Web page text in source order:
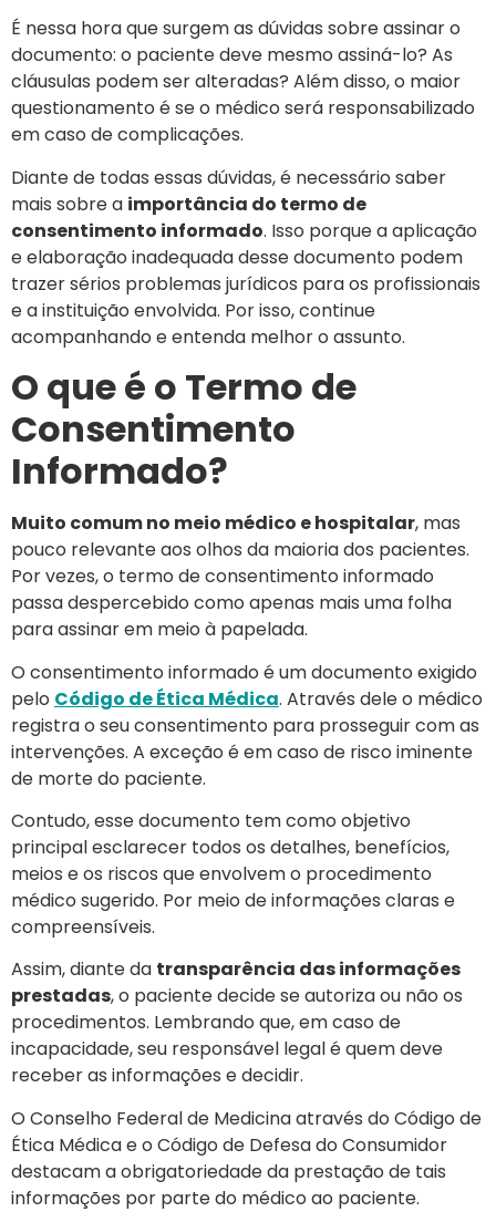
É nessa hora que surgem as dúvidas sobre assinar o
documento: o paciente deve mesmo assiná-lo? As
cláusulas podem ser alteradas? Além disso, o maior
questionamento é se o médico será responsabilizado
em caso de complicações.
Diante de todas essas dúvidas, é necessário saber
mais sobre a importância do termo de
consentimento informado. Isso porque a aplicação
e elaboração inadequada desse documento podem
trazer sérios problemas jurídicos para os profissionais
e a instituição envolvida. Por isso, continue
acompanhando e entenda melhor o assunto.
O que é o Termo de
Consentimento
Informado?
Muito comum no meio médico e hospitalar, mas
pouco relevante aos olhos da maioria dos pacientes.
Por vezes, o termo de consentimento informado
passa despercebido como apenas mais uma folha
para assinar em meio à papelada.
O consentimento informado é um documento exigido
pelo Código de Ética Médica. Através dele o médico
registra o seu consentimento para prosseguir com as
intervenções. A exceção é em caso de risco iminente
de morte do paciente.
Contudo, esse documento tem como objetivo
principal esclarecer todos os detalhes, benefícios,
meios e os riscos que envolvem o procedimento
médico sugerido. Por meio de informações claras e
compreensíveis.
Assim, diante da transparência das informações
prestadas, o paciente decide se autoriza ou não os
procedimentos. Lembrando que, em caso de
incapacidade, seu responsável legal é quem deve
receber as informações e decidir.
O Conselho Federal de Medicina através do Código de
Ética Médica e o Código de Defesa do Consumidor
destacam a obrigatoriedade da prestação de tais
informações por parte do médico ao paciente.